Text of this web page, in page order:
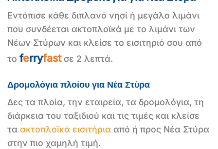
Εντόπισε κάθε διπλανό νησί ή μεγάλο λιμάνι
που συνδέεται ακτοπλοϊκά με το λιμάνι των
Νέων Στύρων και κλείσε το εισιτηριό σου από
το ferryfastσε 2 λεπτά.
Δρομολόγια πλοίου για Νέα Στύρα
Δες τα πλοία, την εταιρεία, τα δρομολόγια, τη
διάρκεια του ταξιδιού και τις τιμές και κλείσε
τα ακτοπλοϊκά εισιτήρια από ή προς Νέα Στύρα
στην πιο χαμηλή τιμή.